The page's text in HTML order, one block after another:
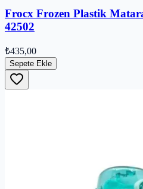
Frocx Frozen Plastik
42502
₺435,00
Sepete Ekle